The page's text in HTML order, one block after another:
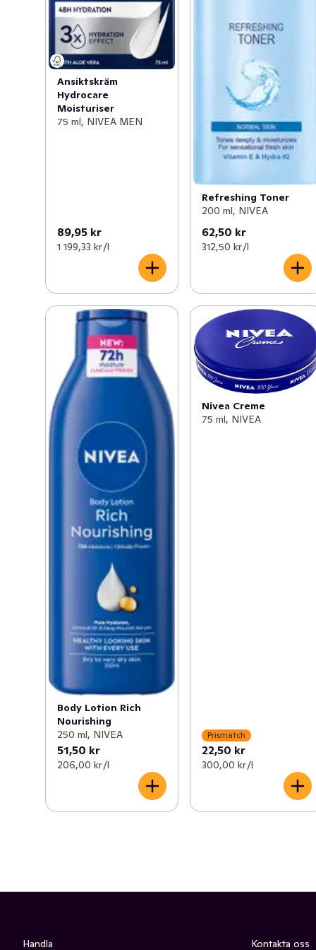
Ansiktskräm
Hydrocare
Moisturiser
75 ml, NIVEA MEN
89,95 kr
1 199,33 kr /l
Refreshing Toner
200 ml, NIVEA
62,50 kr
312,50 kr /l
Body Lotion Rich
Nourishing
250 ml, NIVEA
51,50 kr
206,00 kr /l
Nivea Creme
75 ml, NIVEA
Prismatch
22,50 kr
300,00 kr /l
Handla Kontakta oss